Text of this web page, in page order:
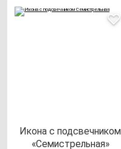
Ико­на с под­свеч­ни­ком
«Семис­трель­ная»